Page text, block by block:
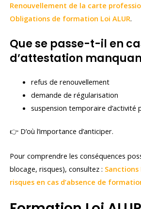
Renouvellement de la carte
Obligations de formation Loi ALUR.
Que se passe-t-il en
d’attestation
refus de renouvellement
demande de régularisation
suspension temporaire d’activité
👉 D’où l’importance d’anticiper.
Pour comprendre les conséquences
blocage, risques), consultez : Sanctions
risques en cas d’absence de